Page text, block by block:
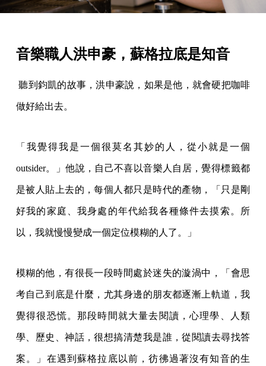
音樂職人洪申豪，蘇格拉底是知音
聽到鈞凱的故事，洪申豪說，如果是他，就會硬把咖啡
做好給出去。
「我覺得我是一個很莫名其妙的人，從小就是一個
outsider。」他說，自己不喜以音樂人自居，覺得標籤都
是被人貼上去的，每個人都只是時代的產物，「只是剛
好我的家庭、我身處的年代給我各種條件去摸索。所
以，我就慢慢變成一個定位模糊的人了。」
模糊的他，有很長一段時間處於迷失的漩渦中，「會思
考自己到底是什麼，尤其身邊的朋友都逐漸上軌道，我
覺得很恐慌。那段時間就大量去閱讀，心理學、人類
學、歷史、神話，很想搞清楚我是誰，從閱讀去尋找答
案。」在遇到蘇格拉底以前，彷彿過著沒有知音的生